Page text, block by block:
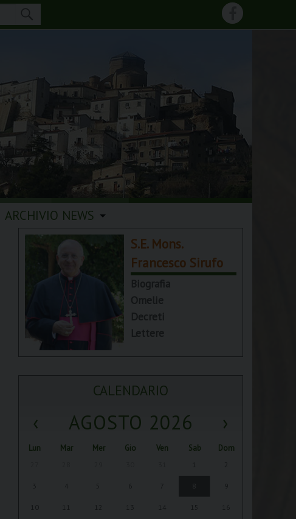
ARCHIVIO NEWS
S.E. Mons.
Francesco Sirufo
CALENDARIO
‹ AGOSTO 2026 ›
Lun Mar Mer Gio Ven Sab Dom